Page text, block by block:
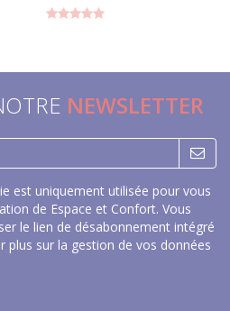
NEWSLETTER
est uniquement utilisée pour vous
de Espace et Confort. Vous
le lien de désabonnement intégré
plus sur la gestion de vos données